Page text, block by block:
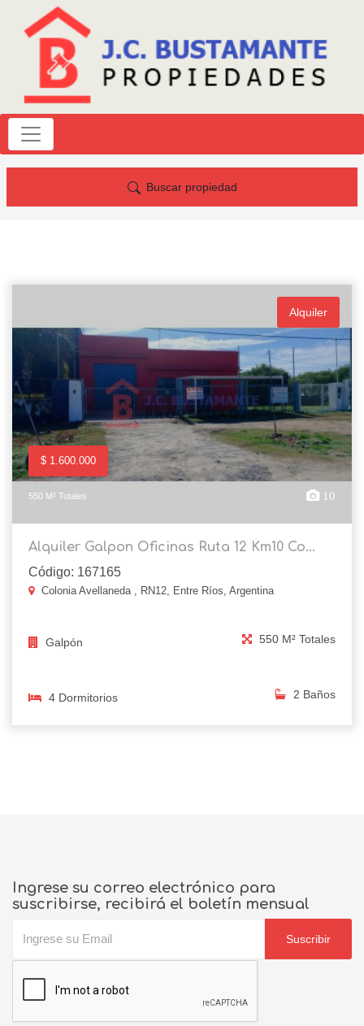
Buscar propiedad
Alquiler
$ 1.600.000
550 M² Totales 10
Alquiler Galpon Oficinas Ruta 12 Km10 Co...
Código: 167165
Colonia Avellaneda , RN12, Entre Ríos, Argentina
Galpón 550 M² Totales
4 Dormitorios 2 Baños
Ingrese su correo electrónico para
suscribirse, recibirá el boletín mensual
Suscribir